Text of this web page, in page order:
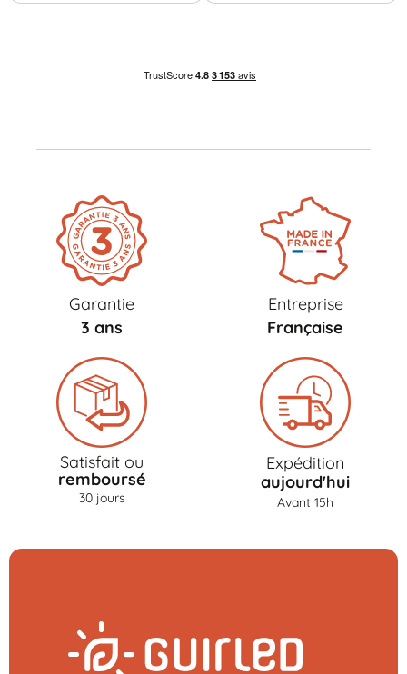
Garantie
3 ans
Entreprise
Française
Satisfait ou
remboursé
30 jours
Expédition
aujourd'hui
Avant 15h